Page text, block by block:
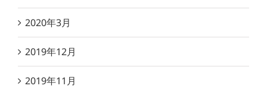
2020年3月
2019年12月
2019年11月